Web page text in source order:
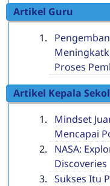
Artikel Guru
Proses
Artikel Kepala
Mindset
Mencapai
NASA:
Discoveries
Sukses Itu